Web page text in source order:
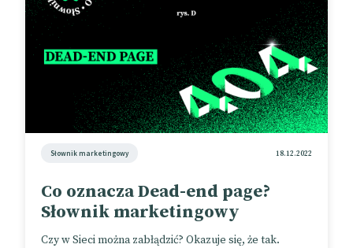
Słownik marketingowy 18.12.2022
Co oznacza Dead-end page?
Słownik marketingowy
Czy w Sieci można zabłądzić? Okazuje się, że tak.